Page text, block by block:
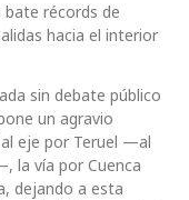
récords de
hacia el interior
sin debate público
un agravio
eje por Teruel —al
la vía por Cuenca
dejando a esta